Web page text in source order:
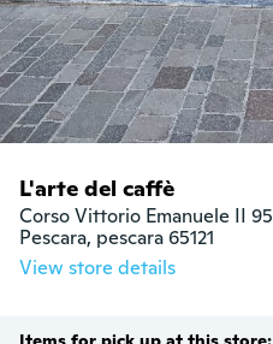
L'arte del caffè
Corso Vittorio Emanuele II 95
Pescara, pescara 65121
View store details